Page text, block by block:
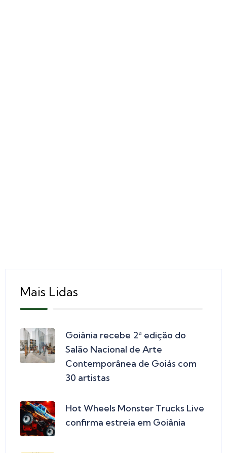
Mais Lidas
Goiânia recebe 2ª edição do
Salão Nacional de Arte
Contemporânea de Goiás com
30 artistas
Hot Wheels Monster Trucks Live
confirma estreia em Goiânia